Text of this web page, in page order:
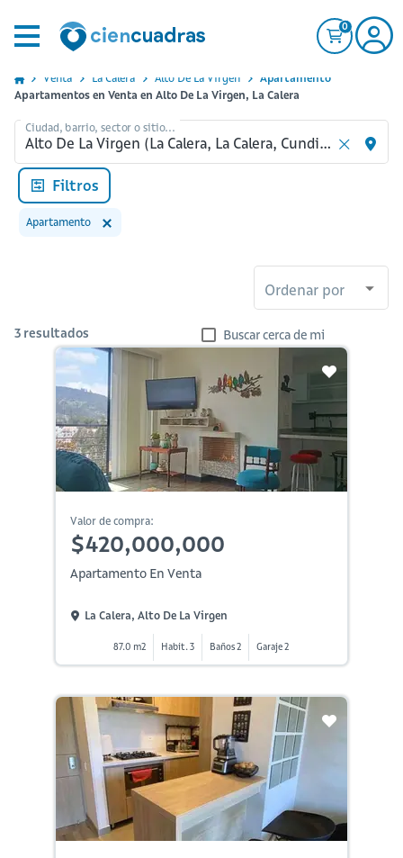
0
Venta La Calera Alto De La Virgen
Apartamento
Apartamentos en Venta en Alto De La Virgen, La Calera
Ciudad, barrio, sector o sitio...
Filtros
Apartamento
Ordenar por
3 resultados Buscar cerca de mi
Valor de compra:
$420,000,000
Apartamento En Venta
La Calera, Alto De La Virgen
87.0 m2 Habit. 3 Baños 2 Garaje 2